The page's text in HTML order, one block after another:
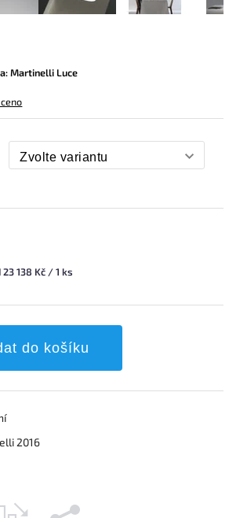
Martinelli Luce
23 138 Kč / 1 ks
do košíku
2016